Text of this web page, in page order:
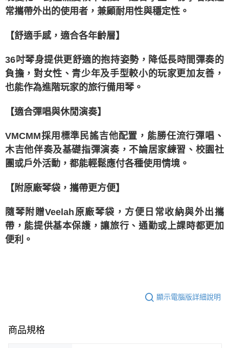
常攜帶外出的使用者，兼顧耐用性與穩定性。
【舒適手感，適合各年齡層】
36吋琴身提供更舒適的抱持姿勢，降低長時間彈奏的
負擔，對女性、青少年及手型較小的玩家更加友善，
也能作為進階玩家的旅行備用琴。
【適合彈唱與休閒演奏】
VMCMM採用標準民謠吉他配置，能勝任流行彈唱、
木吉他伴奏及基礎指彈演奏，不論居家練習、校園社
團或戶外活動，都能輕鬆應付各種使用情境。
【附原廠琴袋，攜帶更方便】
隨琴附贈Veelah原廠琴袋，方便日常收納與外出攜
帶，能提供基本保護，讓旅行、通勤或上課時都更加
便利。
顯示電腦版詳細說明
商品規格